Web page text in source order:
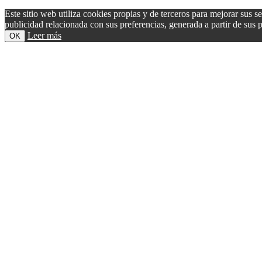
Este sitio web utiliza cookies propias y de terceros para mejorar sus
publicidad relacionada con sus preferencias, generada a partir de
OK Leer más